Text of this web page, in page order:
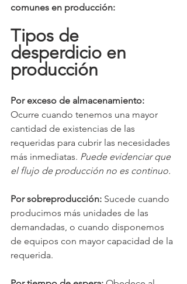
comunes en producción:
Tipos de
desperdicio en
producción
Por exceso de almacenamiento:
Ocurre cuando tenemos una mayor
cantidad de existencias de las
requeridas para cubrir las necesidades
más inmediatas. Puede evidenciar que
el flujo de producción no es continuo.
Por sobreproducción: Sucede cuando
producimos más unidades de las
demandadas, o cuando disponemos
de equipos con mayor capacidad de la
requerida.